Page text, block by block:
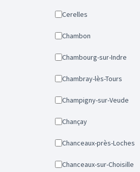
Cerelles
Chambon
Chambourg-sur-Indre
Chambray-lès-Tours
Champigny-sur-Veude
Chançay
Chanceaux-près-Loches
Chanceaux-sur-Choisille